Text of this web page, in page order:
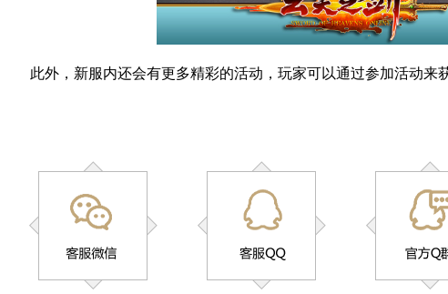
此外，新服内还会有更多精彩的活动，玩家可以通过参加活动来